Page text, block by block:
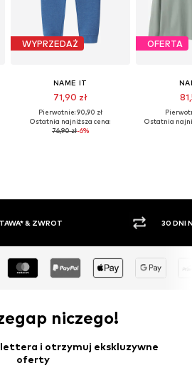
WYPRZEDAŻ
NAME IT
71,90 zł
Pierwotnie: 90,90 zł
Ostatnia najniższa cena:
76,90 zł-6%
OFERTA
Ostatnia
NA ZWROT TOWARU
niczego!
i otrzymuj ekskluzywne
oferty